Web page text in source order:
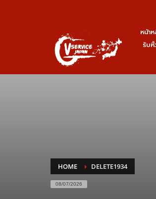
หน้า
รับ
HOME DELETE1934
08/07/2026